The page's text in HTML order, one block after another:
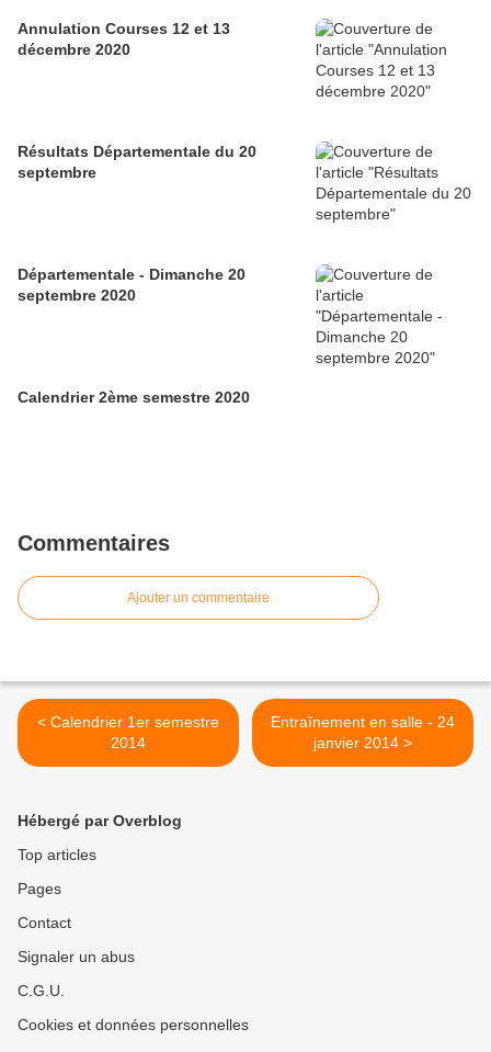
Annulation Courses 12 et 13
décembre 2020
Résultats Départementale du 20
septembre
Départementale - Dimanche 20
septembre 2020
Calendrier 2ème semestre 2020
Commentaires
Ajouter un commentaire
< Calendrier 1er semestre
2014
Entraînement en salle - 24
janvier 2014 >
Hébergé par Overblog
Top articles
Pages
Contact
Signaler un abus
C.G.U.
Cookies et données personnelles